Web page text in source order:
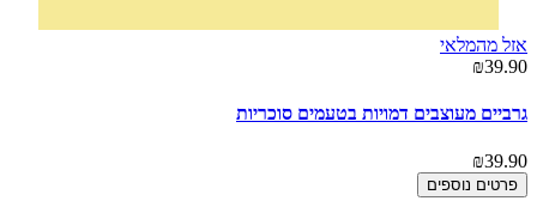
אזל מהמלאי
₪39.90
גרביים מעוצבים דמויות בטעמים סוכריות
₪39.90
פרטים נוספים